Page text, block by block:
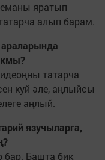
яратып
алып барам.
татарча
куй әле, аңлыйсы
аңлый.
язучыларга,
бар. Башта бик